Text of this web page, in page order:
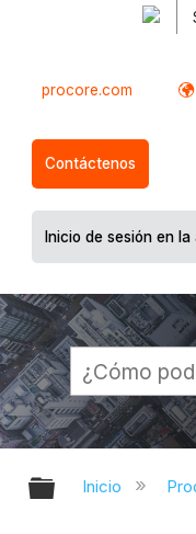
procore.com
Contáctenos
Inicio de sesión en
Inicio